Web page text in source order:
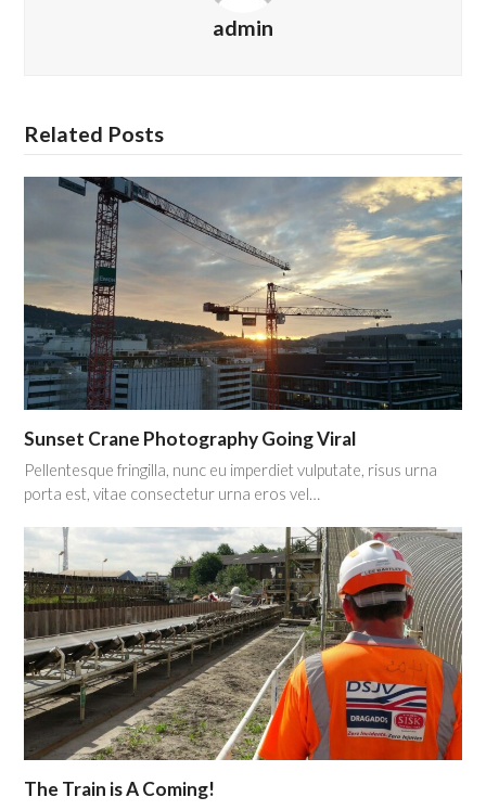
admin
Related Posts
Sunset Crane Photography Going Viral
Pellentesque fringilla, nunc eu imperdiet vulputate, risus urna
porta est, vitae consectetur urna eros vel…
The Train is A Coming!